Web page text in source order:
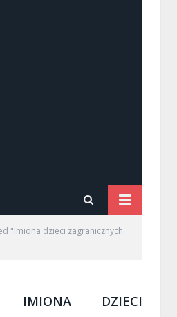
"imiona dzieci zagranicznych
IMIONA DZIECI